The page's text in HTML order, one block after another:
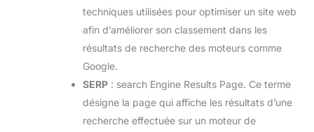
techniques utilisées pour optimiser un site web
afin d’améliorer son classement dans les
résultats de recherche des moteurs comme
Google.
SERP : search Engine Results Page. Ce terme
désigne la page qui affiche les résultats d’une
recherche effectuée sur un moteur de